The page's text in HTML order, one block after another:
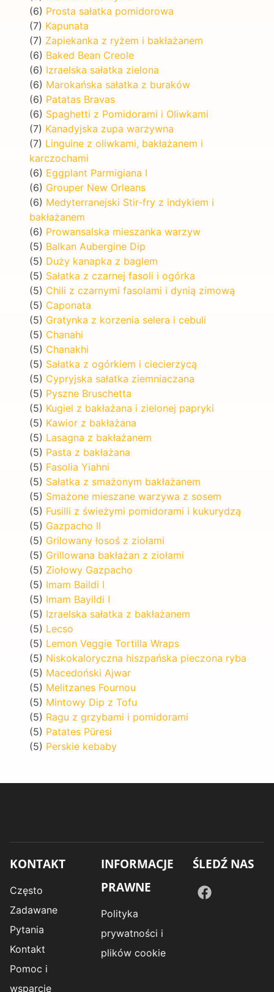
(6) Prosta sałatka pomidorowa
(7) Kapunata
(7) Zapiekanka z ryżem i bakłażanem
(6) Baked Bean Creole
(6) Izraelska sałatka zielona
(6) Marokańska sałatka z buraków
(6) Patatas Bravas
(6) Spaghetti z Pomidorami i Oliwkami
(7) Kanadyjska zupa warzywna
(7) Linguine z oliwkami, bakłażanem i
karczochami
(6) Eggplant Parmigiana I
(6) Grouper New Orleans
(6) Medyterranejski Stir-fry z indykiem i
bakłażanem
(6) Prowansalska mieszanka warzyw
(5) Balkan Aubergine Dip
(5) Duży kanapka z baglem
(5) Sałatka z czarnej fasoli i ogórka
(5) Chili z czarnymi fasolami i dynią zimową
(5) Caponata
(5) Gratynka z korzenia selera i cebuli
(5) Chanahi
(5) Chanakhi
(5) Sałatka z ogórkiem i ciecierzycą
(5) Cypryjska sałatka ziemniaczana
(5) Pyszne Bruschetta
(5) Kugiel z bakłażana i zielonej papryki
(5) Kawior z bakłażana
(5) Lasagna z bakłażanem
(5) Pasta z bakłażana
(5) Fasolia Yiahni
(5) Sałatka z smażonym bakłażanem
(5) Smażone mieszane warzywa z sosem
(5) Fusilli z świeżymi pomidorami i kukurydzą
(5) Gazpacho II
(5) Grilowany łosoś z ziołami
(5) Grillowana bakłażan z ziołami
(5) Ziołowy Gazpacho
(5) Imam Baildi I
(5) Imam Bayildi I
(5) Izraelska sałatka z bakłażanem
(5) Lecso
(5) Lemon Veggie Tortilla Wraps
(5) Niskokaloryczna hiszpańska pieczona ryba
(5) Macedoński Ajwar
(5) Melitzanes Fournou
(5) Mintowy Dip z Tofu
(5) Ragu z grzybami i pomidorami
(5) Patates Püresi
(5) Perskie kebaby
KONTAKT
Często
Zadawane
Pytania
Kontakt
Pomoc i
wsparcie
INFORMACJE
PRAWNE
Polityka
prywatności i
plików cookie
ŚLEDŹ NAS